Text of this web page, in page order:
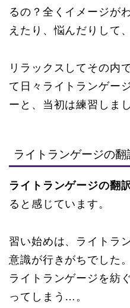
るの？全くイメージが
えたり、悩んだりして
リラックスしてその内
て日々ライトランゲー
ーと、当初は練習しまし
ライトランゲージの
ライトランゲージの翻
ると感じています。
習い始めは、ライトラ
意識が行きがちでした。
ライトランゲージを紡
ってしまう…。